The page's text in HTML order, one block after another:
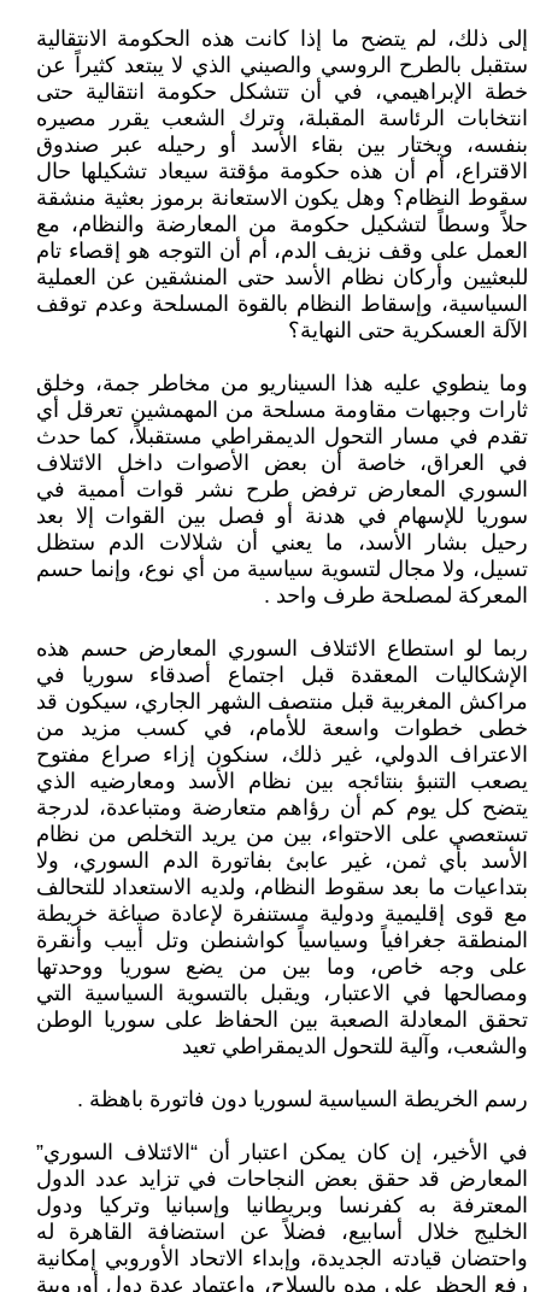
إلى ذلك، لم يتضح ما إذا كانت هذه الحكومة الانتقالية
ستقبل بالطرح الروسي والصيني الذي لا يبتعد كثيراً عن
خطة الإبراهيمي، في أن تتشكل حكومة انتقالية حتى
انتخابات الرئاسة المقبلة، وترك الشعب يقرر مصيره
بنفسه، ويختار بين بقاء الأسد أو رحيله عبر صندوق
الاقتراع، أم أن هذه حكومة مؤقتة سيعاد تشكيلها حال
سقوط النظام؟ وهل يكون الاستعانة برموز بعثية منشقة
حلاً وسطاً لتشكيل حكومة من المعارضة والنظام، مع
العمل على وقف نزيف الدم، أم أن التوجه هو إقصاء تام
للبعثيين وأركان نظام الأسد حتى المنشقين عن العملية
السياسية، وإسقاط النظام بالقوة المسلحة وعدم توقف
الآلة العسكرية حتى النهاية؟
وما ينطوي عليه هذا السيناريو من مخاطر جمة، وخلق
ثارات وجبهات مقاومة مسلحة من المهمشين تعرقل أي
تقدم في مسار التحول الديمقراطي مستقبلاً، كما حدث
في العراق، خاصة أن بعض الأصوات داخل الائتلاف
السوري المعارض ترفض طرح نشر قوات أممية في
سوريا للإسهام في هدنة أو فصل بين القوات إلا بعد
رحيل بشار الأسد، ما يعني أن شلالات الدم ستظل
تسيل، ولا مجال لتسوية سياسية من أي نوع، وإنما حسم
المعركة لمصلحة طرف واحد .
ربما لو استطاع الائتلاف السوري المعارض حسم هذه
الإشكاليات المعقدة قبل اجتماع أصدقاء سوريا في
مراكش المغربية قبل منتصف الشهر الجاري، سيكون قد
خطى خطوات واسعة للأمام، في كسب مزيد من
الاعتراف الدولي، غير ذلك، سنكون إزاء صراع مفتوح
يصعب التنبؤ بنتائجه بين نظام الأسد ومعارضيه الذي
يتضح كل يوم كم أن رؤاهم متعارضة ومتباعدة، لدرجة
تستعصي على الاحتواء، بين من يريد التخلص من نظام
الأسد بأي ثمن، غير عابئ بفاتورة الدم السوري، ولا
بتداعيات ما بعد سقوط النظام، ولديه الاستعداد للتحالف
مع قوى إقليمية ودولية مستنفرة لإعادة صياغة خريطة
المنطقة جغرافياً وسياسياً كواشنطن وتل أبيب وأنقرة
على وجه خاص، وما بين من يضع سوريا ووحدتها
ومصالحها في الاعتبار، ويقبل بالتسوية السياسية التي
تحقق المعادلة الصعبة بين الحفاظ على سوريا الوطن
والشعب، وآلية للتحول الديمقراطي تعيد
رسم الخريطة السياسية لسوريا دون فاتورة باهظة .
في الأخير، إن كان يمكن اعتبار أن “الائتلاف السوري”
المعارض قد حقق بعض النجاحات في تزايد عدد الدول
المعترفة به كفرنسا وبريطانيا وإسبانيا وتركيا ودول
الخليج خلال أسابيع، فضلاً عن استضافة القاهرة له
واحتضان قيادته الجديدة، وإبداء الاتحاد الأوروبي إمكانية
رفع الحظر على مده بالسلاح، واعتماد عدة دول أوروبية